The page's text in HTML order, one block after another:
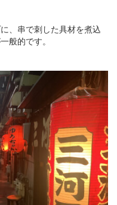
、串で刺した具材を煮込
般的です。